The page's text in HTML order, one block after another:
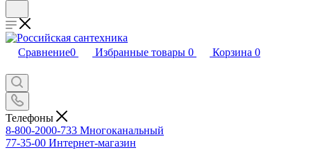
Сравнение0 Избранные товары 0 Корзина 0
Телефоны
8-800-2000-733 Многоканальный
77-35-00 Интернет-магазин